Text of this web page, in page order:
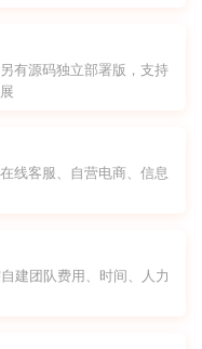
有源码独立部署版，支持
线客服、自营电商、信息
建团队费用、时间、人力